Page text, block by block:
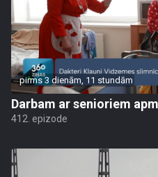
pirms 3 dienām, 11 stundām
Darbam ar senioriem
412. epizode